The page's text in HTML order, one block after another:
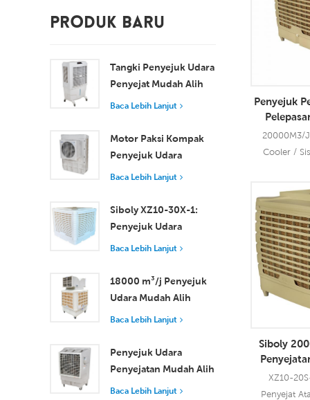
PRODUK BARU
Tangki Penyejuk Udara
Penyejat Mudah Alih
100L 8000 m³/j XZ13-
Baca Lebih Lanjut
Motor Paksi Kompak
Penyejuk Udara
Tingkap Penyejukan
hingga Sederhana
Baca Lebih Lanjut
Siboly XZ10-30X-1:
Penyejuk Udara
Pengewapan
m3/j
Baca Lebih Lanjut
18000 m³/j Penyejuk
Udara Mudah Alih
Industri dengan Alat
Penyejukan Ruang
Besar
Baca Lebih Lanjut
Penyejuk Udara
Penyejatan Mudah Alih
18000 m³/j Kecekapan
Baca Lebih Lanjut
Penyejuk
20000M3/
Cooler /
udara sejuk
yang
Baca
Siboly
XZ10-
Penyejat